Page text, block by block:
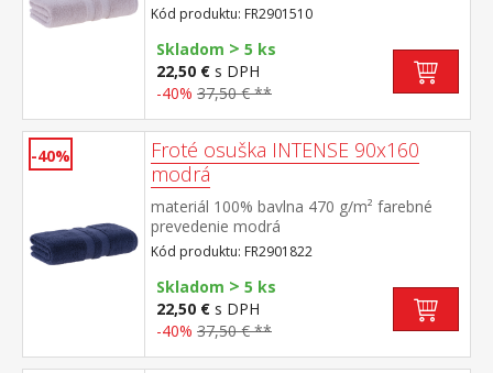
Kód produktu: FR2901510
Skladom > 5 ks
22,50 € s DPH
-40% 37,50 € **
-40%
Froté osuška INTENSE 90x160
modrá
materiál 100% bavlna 470 g/m² farebné
prevedenie modrá
Kód produktu: FR2901822
Skladom > 5 ks
22,50 € s DPH
-40% 37,50 € **